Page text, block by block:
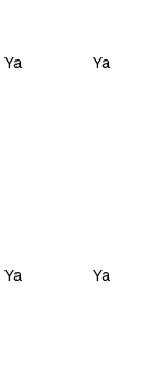
Ya Ya
Ya Ya